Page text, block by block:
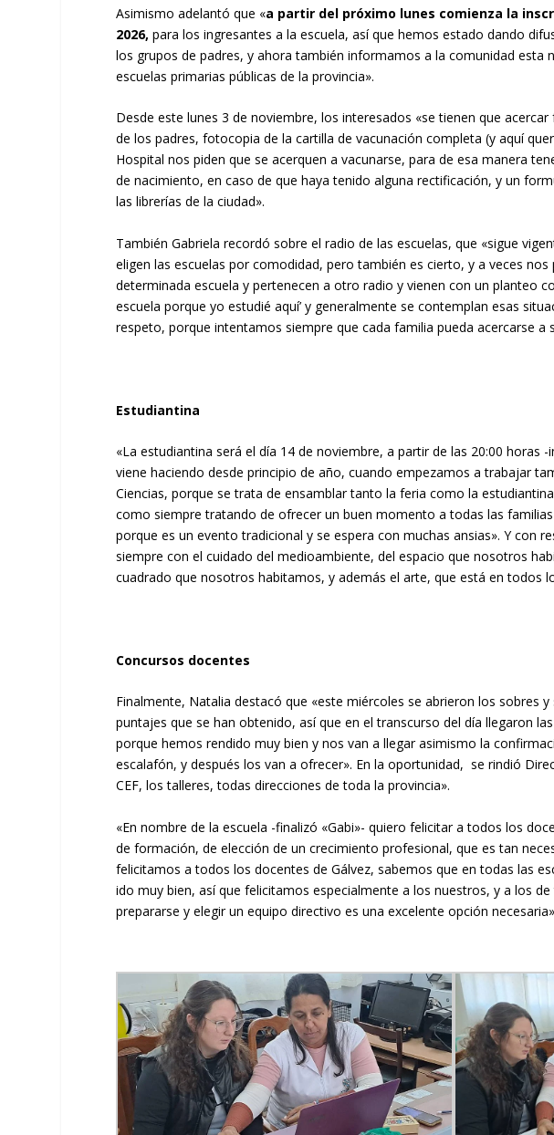
Asimismo adelantó que «a partir del próximo lunes comienza la
2026, para los ingresantes a la escuela, así que hemos estado dando
los grupos de padres, y ahora también informamos a la comunidad esta
escuelas primarias públicas de la provincia».
Desde este lunes 3 de noviembre, los interesados «se tienen que
de los padres, fotocopia de la cartilla de vacunación completa (y aquí
Hospital nos piden que se acerquen a vacunarse, para de esa manera
de nacimiento, en caso de que haya tenido alguna rectificación, y un
las librerías de la ciudad».
También Gabriela recordó sobre el radio de las escuelas, que «sigue
eligen las escuelas por comodidad, pero también es cierto, y a veces nos
determinada escuela y pertenecen a otro radio y vienen con un planteo
escuela porque yo estudié aquí’ y generalmente se contemplan esas
respeto, porque intentamos siempre que cada familia pueda acercarse a
Estudiantina
«La estudiantina será el día 14 de noviembre, a partir de las 20:00 horas
viene haciendo desde principio de año, cuando empezamos a trabajar
Ciencias, porque se trata de ensamblar tanto la feria como la
como siempre tratando de ofrecer un buen momento a todas las
porque es un evento tradicional y se espera con muchas ansias». Y con
siempre con el cuidado del medioambiente, del espacio que nosotros
cuadrado que nosotros habitamos, y además el arte, que está en todos
Concursos docentes
Finalmente, Natalia destacó que «este miércoles se abrieron los sobres
puntajes que se han obtenido, así que en el transcurso del día llegaron
porque hemos rendido muy bien y nos van a llegar asimismo la
escalafón, y después los van a ofrecer». En la oportunidad, se rindió
CEF, los talleres, todas direcciones de toda la provincia».
«En nombre de la escuela -finalizó «Gabi»- quiero felicitar a todos los
de formación, de elección de un crecimiento profesional, que es tan
felicitamos a todos los docentes de Gálvez, sabemos que en todas las
ido muy bien, así que felicitamos especialmente a los nuestros, y a los
prepararse y elegir un equipo directivo es una excelente opción